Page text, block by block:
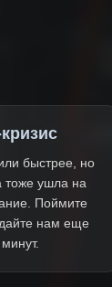
быстрее, но
ушла на
Поймите
нам еще